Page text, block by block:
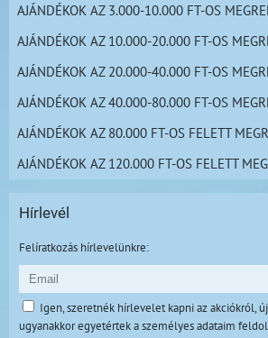
AJÁNDÉKOK AZ 3.000-10.000 FT-OS
AJÁNDÉKOK AZ 10.000-20.000 FT-OS
AJÁNDÉKOK AZ 20.000-40.000 FT-OS
AJÁNDÉKOK AZ 40.000-80.000 FT-OS
AJÁNDÉKOK AZ 80.000 FT-OS FELETT
AJÁNDÉKOK AZ 120.000 FT-OS FELETT
Hírlevél
Felíratkozás hírlevelünkre:
Igen, szeretnék hírlevelet kapni az akciókról,
ugyanakkor egyetértek a személyes adataim